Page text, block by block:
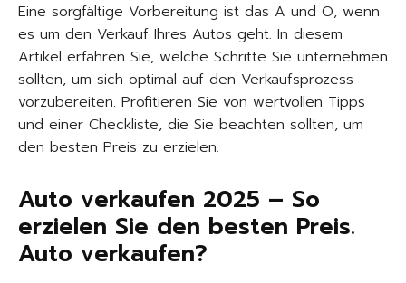
Eine sorgfältige Vorbereitung ist das A und O, wenn
es um den Verkauf Ihres Autos geht. In diesem
Artikel erfahren Sie, welche Schritte Sie unternehmen
sollten, um sich optimal auf den Verkaufsprozess
vorzubereiten. Profitieren Sie von wertvollen Tipps
und einer Checkliste, die Sie beachten sollten, um
den besten Preis zu erzielen.
Auto verkaufen 2025 – So
erzielen Sie den besten Preis.
Auto verkaufen?